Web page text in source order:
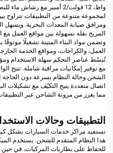
واط، 12 فولت/2 أمبير مع
لمجموعة متنوعة من التطبيقات تتراوح
ومرافق صيانة المعدات البحرية. ويسهل
المريح نقله بسهولة بين مواقع العمل مع
وتضمن مواد البناء المتينة تشغيلًا
العمل، والكراجات، ومواقع الخدمة
تُبسّط عناصر التحكم سهلة الاستخدام
مع توفير إمكانيات مراقبة شاملة. تتيح
الشحن وحالة النظام بسرعة دون الحاجة
اتصال متعددة يتيح التكيّف مع تشكيلات
مما يعزز من مرونة الشاحن عبر
التطبيقات وحالات
تستفيد مراكز خدمات السيارات بشكل
هذا النظام المتقدم للشحن. يستخدم
للحفاظ على بطاريات المركبات، في